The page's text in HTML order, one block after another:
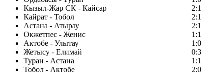
Кызыл-Жар СК - Кайсар
2:1
Кайрат - Тобол
2:1
Астана - Атырау
2:1
Окжетпес - Женис
1:1
Актобе - Улытау
1:0
Жетысу - Елимай
0:3
Туран - Астана
1:1
Тобол - Актобе
2:0